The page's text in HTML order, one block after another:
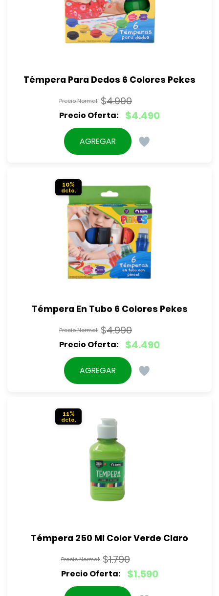
Témpera Para Dedos 6 Colores Pekes
$4.990
El
precio
original
$4.490
El
precio
actual
AGREGAR
10%
Témpera En Tubo 6 Colores Pekes
$4.990
El
precio
original
$4.490
El
precio
actual
AGREGAR
11%
Témpera 250 Ml Color Verde Claro
$1.790
El
precio
$1.590
El